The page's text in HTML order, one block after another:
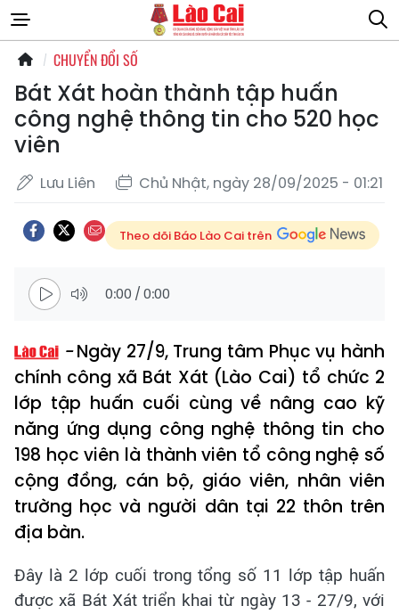
CHUYỂN ĐỔI SỐ
Bát Xát hoàn thành tập huấn
công nghệ thông tin cho 520 học
viên
Lưu Liên Chủ Nhật, ngày 28/09/2025 - 01:21
Theo dõi Báo Lào Cai trên
0:00 /0:00
Ngày 27/9, Trung tâm Phục vụ hành
chính công xã Bát Xát (Lào Cai) tổ chức 2
lớp tập huấn cuối cùng về nâng cao kỹ
năng ứng dụng công nghệ thông tin cho
198 học viên là thành viên tổ công nghệ số
cộng đồng, cán bộ, giáo viên, nhân viên
trường học và người dân tại 22 thôn trên
địa bàn.
Đây là 2 lớp cuối trong tổng số 11 lớp tập huấn
được xã Bát Xát triển khai từ ngày 13 - 27/9, với